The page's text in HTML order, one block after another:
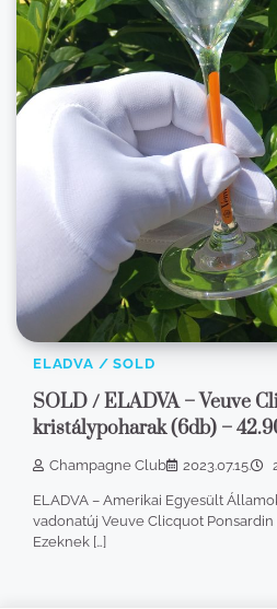
ELADVA / SOLD
SOLD / ELADVA – Veuve
kristálypoharak (6db) –
Champagne Club 2023.07.15.
ELADVA – Amerikai Egyesült
vadonatúj Veuve Clicquot
Ezeknek […]